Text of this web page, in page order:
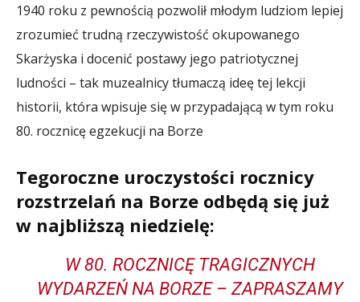
1940 roku z pewnością pozwolił młodym ludziom lepiej
zrozumieć trudną rzeczywistość okupowanego
Skarżyska i docenić postawy jego patriotycznej
ludności – tak muzealnicy tłumaczą ideę tej lekcji
historii, która wpisuje się w przypadającą w tym roku
80. rocznicę egzekucji na Borze
Tegoroczne uroczystości rocznicy
rozstrzelań na Borze odbędą się już
w najbliższą niedzielę:
W 80. ROCZNICĘ TRAGICZNYCH
WYDARZEŃ NA BORZE – ZAPRASZAMY